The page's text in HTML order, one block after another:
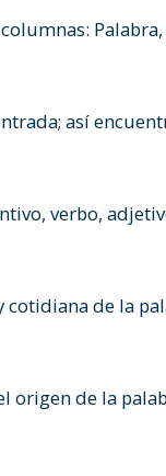
así
verbo,
cotidiana de la
origen de la